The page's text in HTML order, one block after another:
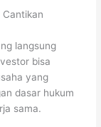
Cantikan
langsung
bisa
yang
dasar hukum
sama.